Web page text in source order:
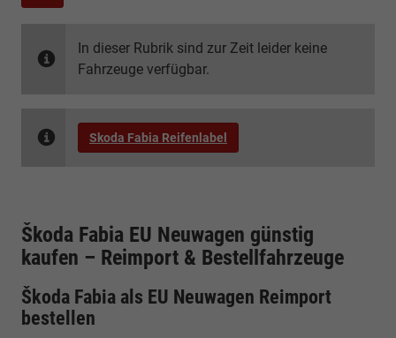
In dieser Rubrik sind zur Zeit leider keine
Fahrzeuge verfügbar.
Skoda Fabia Reifenlabel
Škoda Fabia EU Neuwagen günstig
kaufen – Reimport & Bestellfahrzeuge
Škoda Fabia als EU Neuwagen Reimport
bestellen